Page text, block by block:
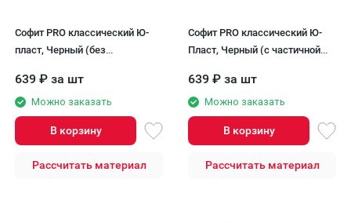
Софит PRO классический Ю-
пласт, Черный (без
639 ₽ за шт
Можно заказать
В корзину
Рассчитать материал
Софит PRO классический Ю-
Пласт, Черный (с частичной
639 ₽ за шт
Можно заказать
В корзину
Рассчитать материал